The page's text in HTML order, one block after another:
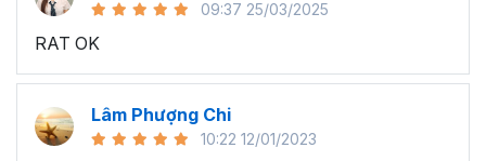
sử dụng Excel sẽ tốn nhiều thời gian, công sức để xử lý
công việc. Hơn nữa, chúng ta cũng không biết những thứ
mình đang thực hiện đúng hay không.
Hiện nay 100% các doanh nghiệp tại Việt Nam
cần tới kỹ năng Excel khi ứng tuyển vào vị trí kế toán, xử
09:37 25/03/2025
RAT OK
Lâm Phượng Chi
10:22 12/01/2023